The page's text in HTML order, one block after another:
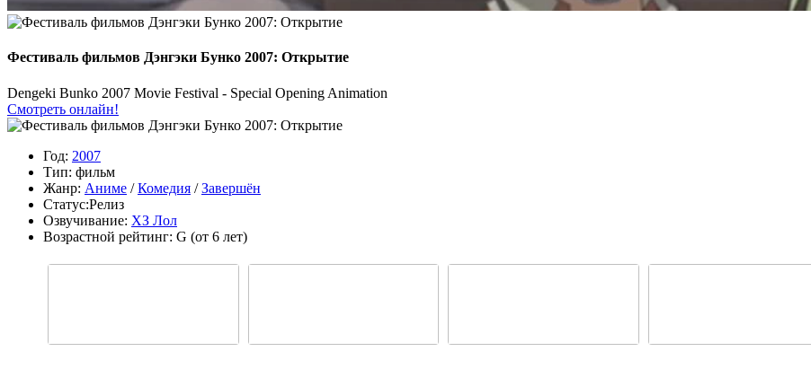
Фестиваль фильмов Дэнгэки Бунко 2007: Открытие
Dengeki Bunko 2007 Movie Festival - Special Opening Animation
Смотреть онлайн!
Год: 2007
Тип: фильм
Жанр: Аниме /Комедия /Завершён
Статус:Релиз
Озвучивание: ХЗ Лол
Возрастной рейтинг: G (от 6 лет)